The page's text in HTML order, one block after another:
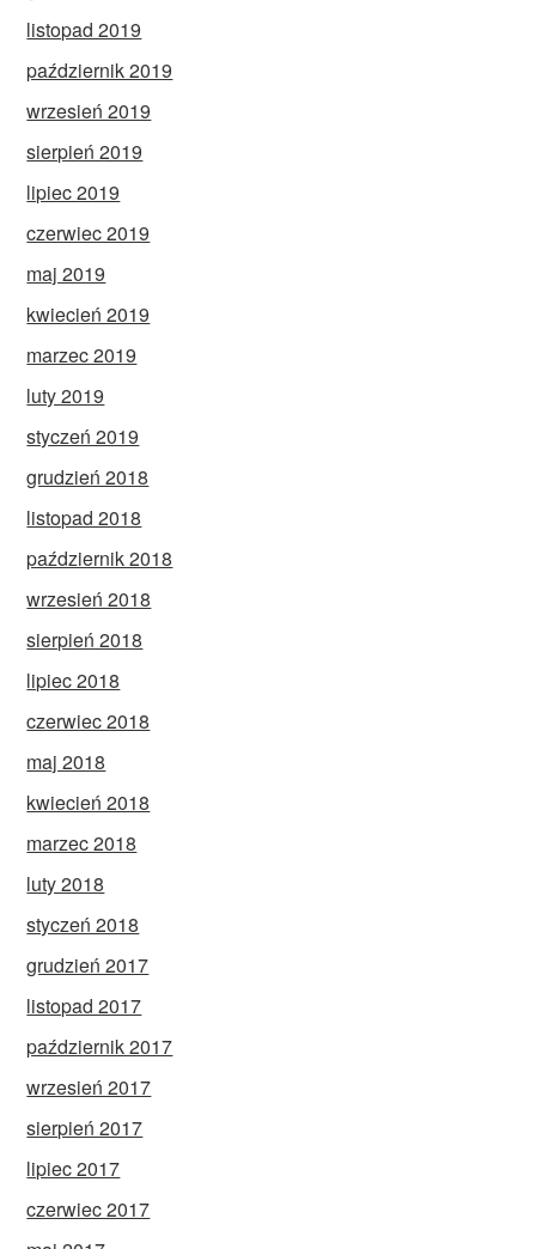
listopad 2019
październik 2019
wrzesień 2019
sierpień 2019
lipiec 2019
czerwiec 2019
maj 2019
kwiecień 2019
marzec 2019
luty 2019
styczeń 2019
grudzień 2018
listopad 2018
październik 2018
wrzesień 2018
sierpień 2018
lipiec 2018
czerwiec 2018
maj 2018
kwiecień 2018
marzec 2018
luty 2018
styczeń 2018
grudzień 2017
listopad 2017
październik 2017
wrzesień 2017
sierpień 2017
lipiec 2017
czerwiec 2017